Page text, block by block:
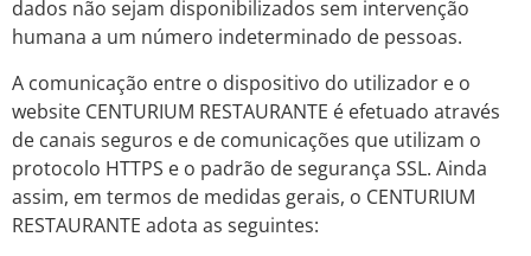
dados não sejam disponibilizados sem intervenção
humana a um número indeterminado de pessoas.
A comunicação entre o dispositivo do utilizador e o
website CENTURIUM RESTAURANTE é efetuado através
de canais seguros e de comunicações que utilizam o
protocolo HTTPS e o padrão de segurança SSL. Ainda
assim, em termos de medidas gerais, o CENTURIUM
RESTAURANTE adota as seguintes: